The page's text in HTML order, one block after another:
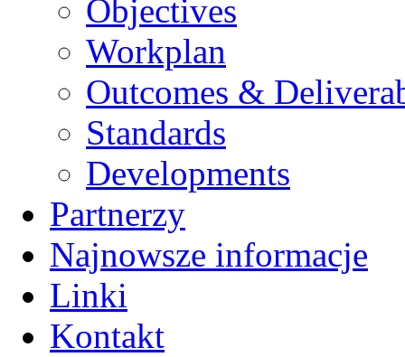
Objectives
Workplan
Outcomes &
Standards
Developments
Partnerzy
Najnowsze informacje
Linki
Kontakt